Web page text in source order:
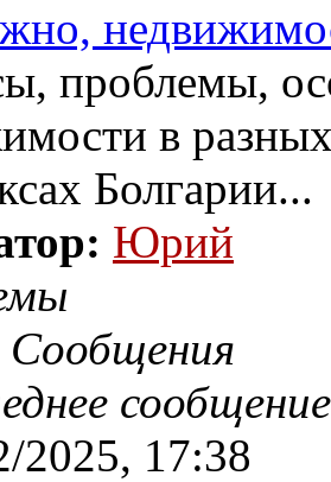
проблемы,
в
Болгарии...
Юрий
Сообщения
сообщение
2025, 17:38